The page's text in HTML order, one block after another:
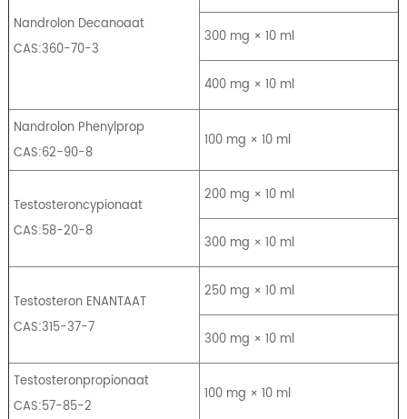
Nandrolon Decanoaat
CAS:360-70-3
300 mg × 10 ml
400 mg × 10 ml
Nandrolon Phenylprop
CAS:62-90-8
100 mg × 10 ml
Testosteroncypionaat
CAS:58-20-8
200 mg × 10 ml
300 mg × 10 ml
Testosteron ENANTAAT
CAS:315-37-7
250 mg × 10 ml
300 mg × 10 ml
Testosteronpropionaat
CAS:57-85-2
100 mg × 10 ml